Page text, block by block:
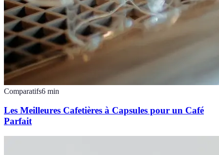
Comparatifs6 min
Les Meilleures Cafetières à Capsules pour un Café
Parfait